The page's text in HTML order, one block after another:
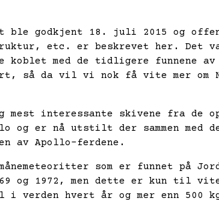
ble godkjent 18. juli 2015 og
etc. er beskrevet her . Det
med de tidligere funnene av
da vil vi nok få vite mer om
interessante skivene fra de
og er nå utstilt der sammen med
av Apollo-ferdene.
som er funnet på
og 1972, men dette er kun til
i verden hvert år og mer enn